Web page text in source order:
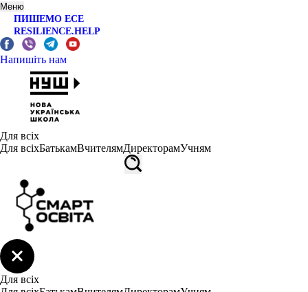
Меню
ПИШЕМО ЕСЕ
RESILIENCE.HELP
Напишіть нам
Для всіх
Для всіхБатькамВчителямДиректорамУчням
Для всіх